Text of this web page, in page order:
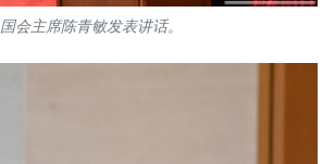
国会主席陈青敏发表讲话。